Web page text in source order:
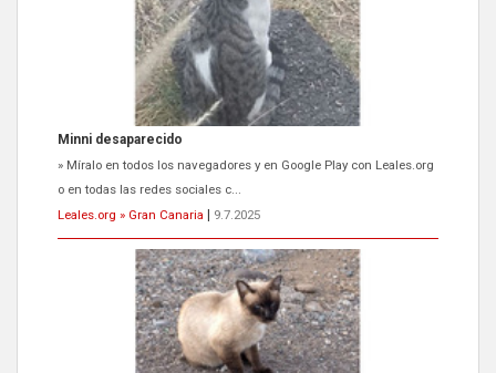
Siami Perdida
Se llama Siami,es hembra de 4 años,esterilizada con marca de
oreja,cariñosa,mimosa pero miedosa,e...
Leales.org » Gran Canaria
9.7.2025